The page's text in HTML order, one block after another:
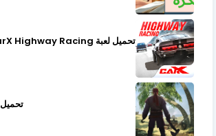
تحميل Last Pirate مهكرة